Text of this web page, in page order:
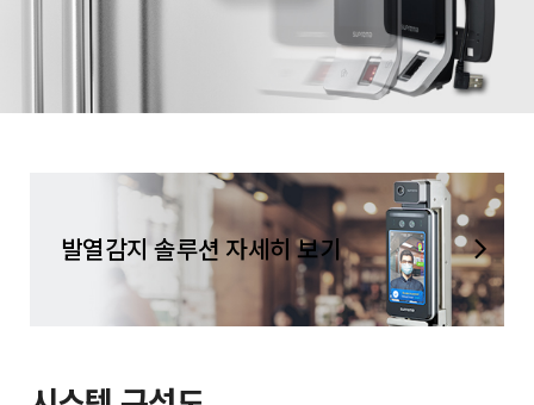
발열감지 솔루션 자세히 보기